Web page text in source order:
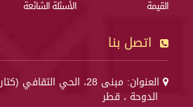
القيمة
الأسئلة الشائعة
اتصل بنا
العنوان: مبنى 28، الحي الثقافي (كتارا)،
الدوحة ، قطر